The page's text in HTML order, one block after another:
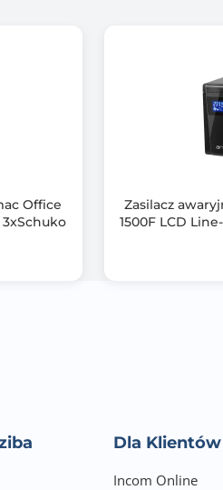
Office
Zasilacz
1500F LCD
Dla Klientów
Incom Online